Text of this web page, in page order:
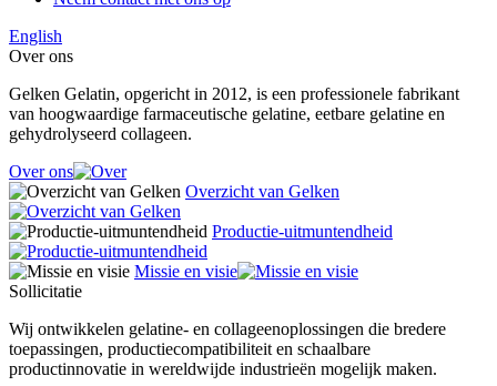
English
Over ons
Gelken Gelatin, opgericht in 2012, is een professionele fabrikant
van hoogwaardige farmaceutische gelatine, eetbare gelatine en
gehydrolyseerd collageen.
Over ons
Overzicht van Gelken
Productie-uitmuntendheid
Missie en visie
Sollicitatie
Wij ontwikkelen gelatine- en collageenoplossingen die bredere
toepassingen, productiecompatibiliteit en schaalbare
productinnovatie in wereldwijde industrieën mogelijk maken.